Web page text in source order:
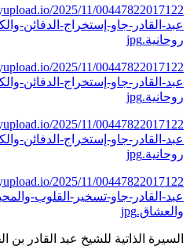
عبد-القادر-جاو-إستخراج-الدفائن-
روحانية.jpg
عبد-القادر-جاو-إستخراج-الدفائن-
روحانية.jpg
عبد-القادر-جاو-إستخراج-الدفائن-
روحانية.jpg
عبد-القادر-جاو-تسخير-القلوب-
والعشاق.jpg
السيرة الذاتية للشيخ عبد القادر بن